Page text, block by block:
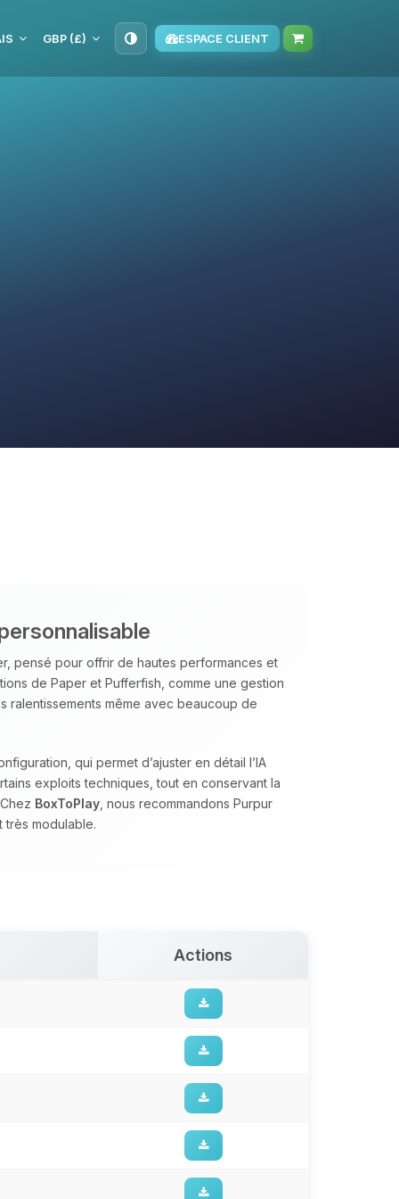
GBP (£) ESPACE CLIENT
pensé pour offrir de hautes performances et
de Paper et Pufferfish, comme une gestion
ralentissements même avec beaucoup de
qui permet d’ajuster en détail l’IA
exploits techniques, tout en conservant la
BoxToPlay , nous recommandons Purpur
très modulable.
Actions